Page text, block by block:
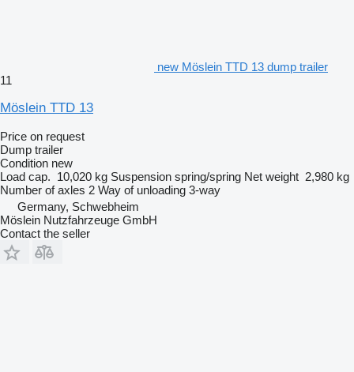
new Möslein TTD 13 dump trailer
11
Möslein TTD 13
Price on request
Dump trailer
Condition new
Load cap. 10,020 kg Suspension spring/spring Net weight 2,980 kg
Number of axles 2 Way of unloading 3-way
Germany, Schwebheim
Möslein Nutzfahrzeuge GmbH
Contact the seller